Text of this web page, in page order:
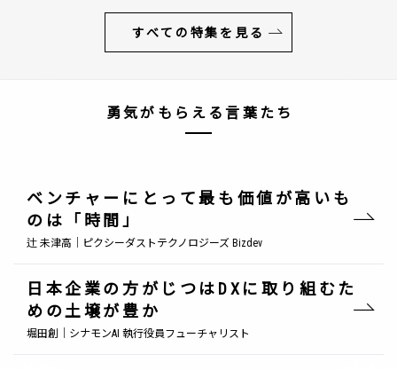
すべての特集を見る
勇気がもらえる言葉たち
ベンチャーにとって最も価値が高いも
のは「時間」
辻 未津高｜ピクシーダストテクノロジーズ Bizdev
日本企業の方がじつはDXに取り組むた
めの土壌が豊か
堀田創｜シナモンAI 執行役員フューチャリスト